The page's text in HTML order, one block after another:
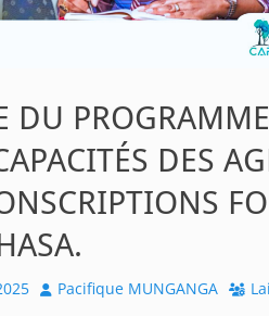
DU
DES
Author
Pacifique MUNGANGA